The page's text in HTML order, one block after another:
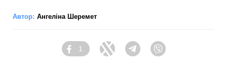
Автор: Ангеліна Шеремет
Facebook
1
Twitter Telegram